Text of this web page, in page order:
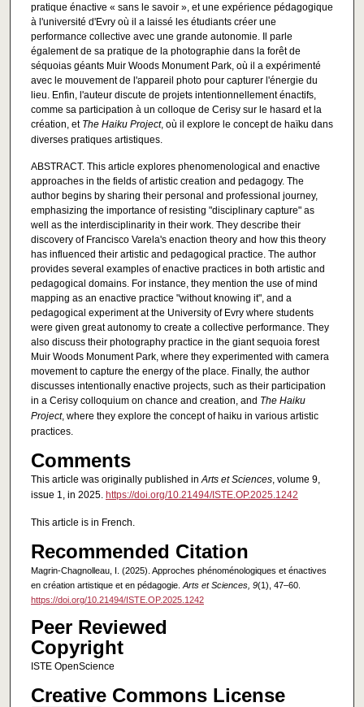
pratique énactive « sans le savoir », et une expérience pédagogique
à l'université d'Evry où il a laissé les étudiants créer une
performance collective avec une grande autonomie. Il parle
également de sa pratique de la photographie dans la forêt de
séquoias géants Muir Woods Monument Park, où il a expérimenté
avec le mouvement de l'appareil photo pour capturer l'énergie du
lieu. Enfin, l'auteur discute de projets intentionnellement énactifs,
comme sa participation à un colloque de Cerisy sur le hasard et la
création, et The Haiku Project, où il explore le concept de haïku dans
diverses pratiques artistiques.
ABSTRACT. This article explores phenomenological and enactive
approaches in the fields of artistic creation and pedagogy. The
author begins by sharing their personal and professional journey,
emphasizing the importance of resisting "disciplinary capture" as
well as the interdisciplinarity in their work. They describe their
discovery of Francisco Varela's enaction theory and how this theory
has influenced their artistic and pedagogical practice. The author
provides several examples of enactive practices in both artistic and
pedagogical domains. For instance, they mention the use of mind
mapping as an enactive practice "without knowing it", and a
pedagogical experiment at the University of Evry where students
were given great autonomy to create a collective performance. They
also discuss their photography practice in the giant sequoia forest
Muir Woods Monument Park, where they experimented with camera
movement to capture the energy of the place. Finally, the author
discusses intentionally enactive projects, such as their participation
in a Cerisy colloquium on chance and creation, and The Haiku
Project, where they explore the concept of haiku in various artistic
practices.
Comments
This article was originally published inArts et Sciences, volume 9,
issue 1, in 2025. https://doi.org/10.21494/ISTE.OP.2025.1242
This article is in French.
Recommended Citation
Magrin-Chagnolleau, I. (2025). Approches phénoménologiques et énactives
en création artistique et en pédagogie. Arts et Sciences, 9(1), 47–60.
https://doi.org/10.21494/ISTE.OP.2025.1242
Peer Reviewed
Copyright
ISTE OpenScience
Creative Commons License